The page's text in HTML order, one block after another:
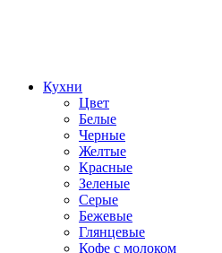
Кухни
Цвет
Белые
Черные
Желтые
Красные
Зеленые
Серые
Бежевые
Глянцевые
Кофе с молоком